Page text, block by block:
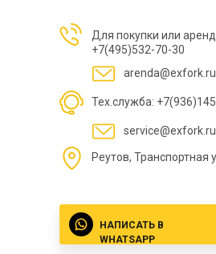
Для покупки или
+7(495)532-70-30
service@exfork.ru
arenda@exfork.ru
Реутов, Транспортная
Тех.служба:
НАПИСАТЬ В
WHATSAPP